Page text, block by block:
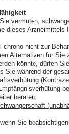
vermuten,
dieses Arzneimittels
nicht zur
Alternativen für Sie
könnte, dürfen
Sie während der
beraten.
Sie